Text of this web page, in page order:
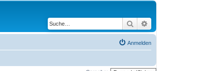
Suche
Anmelden